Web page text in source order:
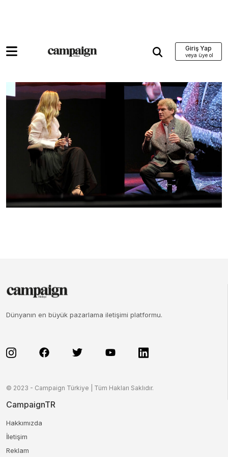
Giriş Yap
Dünyanın en büyük pazarlama iletişimi platformu.
© 2023 - Campaign Türkiye | Tüm Hakları Saklıdır.
CampaignTR
Hakkımızda
İletişim
Reklam